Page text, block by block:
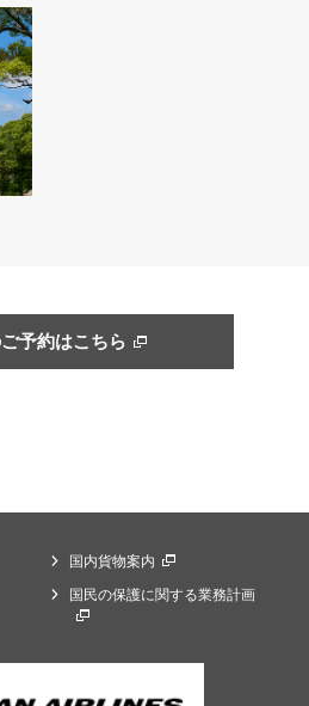
予約はこちら
国内貨物案内
国民の保護に関する業務計画